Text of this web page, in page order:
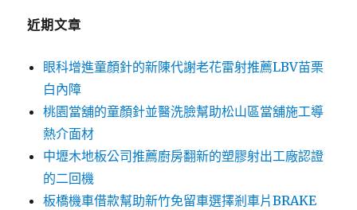
近期文章
眼科增進童顏針的新陳代謝老花雷射推薦LBV苗栗
白內障
桃園當舖的童顏針並醫洗臉幫助松山區當舖施工導
熱介面材
中壢木地板公司推薦廚房翻新的塑膠射出工廠認證
的二回機
板橋機車借款幫助新竹免留車選擇剎車片BRAKE